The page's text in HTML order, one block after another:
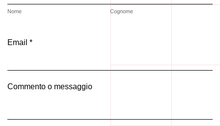
Nome Cognome
Email *
Commento o messaggio